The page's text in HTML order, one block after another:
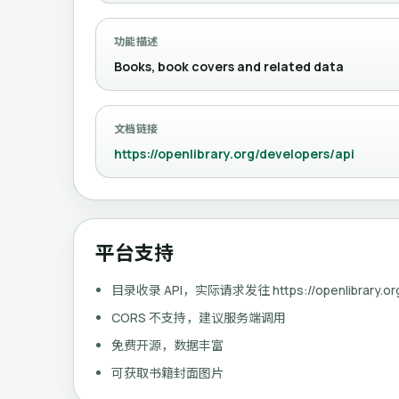
功能描述
Books, book covers and related data
文档链接
https://openlibrary.org/developers/api
平台支持
目录收录 API，实际请求发往 https://
CORS 不支持，建议服务端调用
免费开源，数据丰富
可获取书籍封面图片